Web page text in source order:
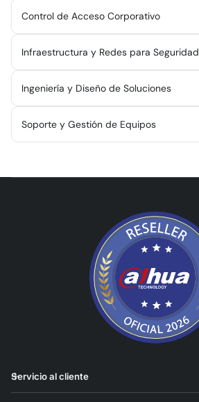
Control de Acceso Corporativo
Infraestructura y Redes para Seguridad
Ingeniería y Diseño de Soluciones
Soporte y Gestión de Equipos
Servicio al cliente